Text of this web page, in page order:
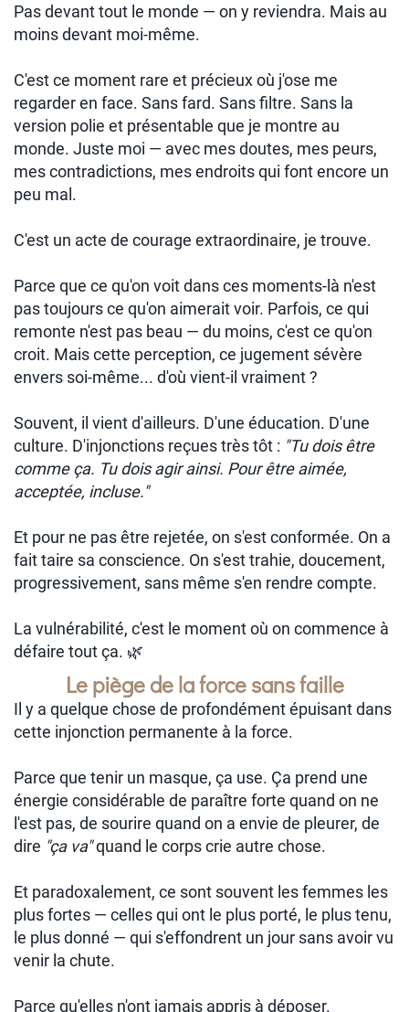
Pas devant tout le monde — on y reviendra. Mais au
moins devant moi-même.
C'est ce moment rare et précieux où j'ose me
regarder en face. Sans fard. Sans filtre. Sans la
version polie et présentable que je montre au
monde. Juste moi — avec mes doutes, mes peurs,
mes contradictions, mes endroits qui font encore un
peu mal.
C'est un acte de courage extraordinaire, je trouve.
Parce que ce qu'on voit dans ces moments-là n'est
pas toujours ce qu'on aimerait voir. Parfois, ce qui
remonte n'est pas beau — du moins, c'est ce qu'on
croit. Mais cette perception, ce jugement sévère
envers soi-même... d'où vient-il vraiment ?
Souvent, il vient d'ailleurs. D'une éducation. D'une
culture. D'injonctions reçues très tôt : "Tu dois être
comme ça. Tu dois agir ainsi. Pour être aimée,
acceptée, incluse."
Et pour ne pas être rejetée, on s'est conformée. On a
fait taire sa conscience. On s'est trahie, doucement,
progressivement, sans même s'en rendre compte.
La vulnérabilité, c'est le moment où on commence à
défaire tout ça. 🌿
Le piège de la force sans faille
Il y a quelque chose de profondément épuisant dans
cette injonction permanente à la force.
Parce que tenir un masque, ça use. Ça prend une
énergie considérable de paraître forte quand on ne
l'est pas, de sourire quand on a envie de pleurer, de
dire "ça va"quand le corps crie autre chose.
Et paradoxalement, ce sont souvent les femmes les
plus fortes — celles qui ont le plus porté, le plus tenu,
le plus donné — qui s'effondrent un jour sans avoir vu
venir la chute.
Parce qu'elles n'ont jamais appris à déposer.